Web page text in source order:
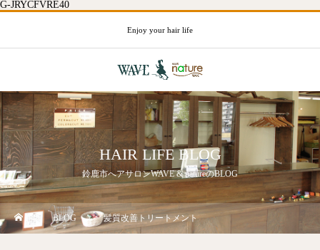
G-JRYCFVRE40
Enjoy your hair life
HAIR LIFE BLOG
鈴鹿市へアサロンWAVE & natureのBLOG
BLOG 髪質改善トリートメント